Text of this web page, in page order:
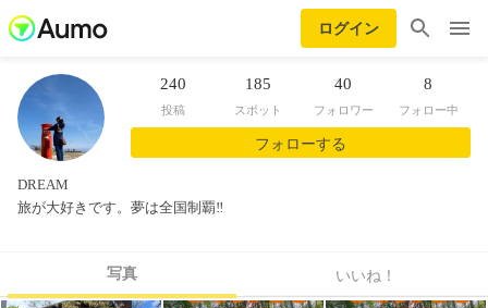
ログイン
240
投稿
185
スポット
40
フォロワー
8
フォロー中
フォローする
DREAM
旅が大好きです。夢は全国制覇‼️
写真 いいね！